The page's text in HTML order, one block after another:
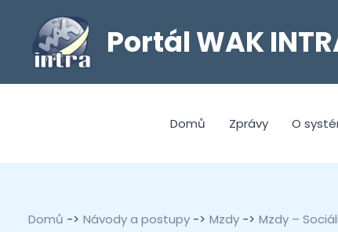
Portál WAK
Domů Zprávy O
Domů Návody a postupy Mzdy Mzdy –